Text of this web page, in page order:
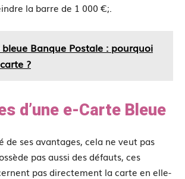
la barre de 1 000 €;.
Banque Postale : pourquoi
?
d’une e-Carte Bleue
de ses avantages, cela ne veut pas
pas aussi des défauts, ces
pas directement la carte en elle-